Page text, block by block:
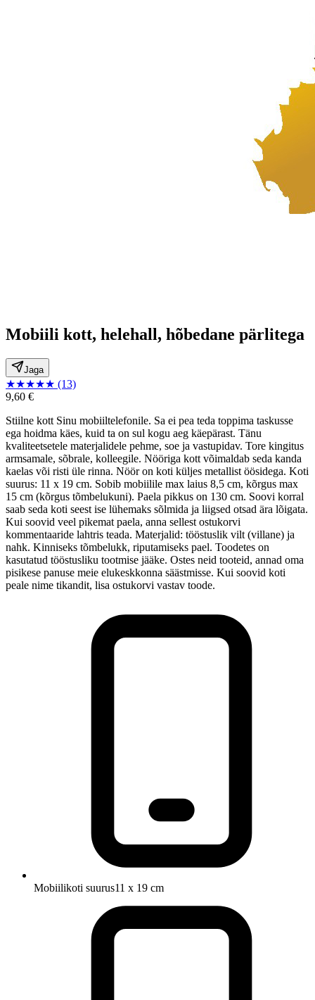
Mobiili kott, helehall, hõbedane pärlitega
Jaga
★★★★★ (13)
9,60 €
Stiilne kott Sinu mobiiltelefonile. Sa ei pea teda toppima taskusse
ega hoidma käes, kuid ta on sul kogu aeg käepärast. Tänu
kvaliteetsetele materjalidele pehme, soe ja vastupidav. Tore kingitus
armsamale, sõbrale, kolleegile. Nööriga kott võimaldab seda kanda
kaelas või risti üle rinna. Nöör on koti küljes metallist öösidega. Koti
suurus: 11 x 19 cm. Sobib mobiilile max laius 8,5 cm, kõrgus max
15 cm (kõrgus tõmbelukuni). Paela pikkus on 130 cm. Soovi korral
saab seda koti seest ise lühemaks sõlmida ja liigsed otsad ära lõigata.
Kui soovid veel pikemat paela, anna sellest ostukorvi
kommentaaride lahtris teada. Materjalid: tööstuslik vilt (villane) ja
nahk. Kinniseks tõmbelukk, riputamiseks pael. Toodetes on
kasutatud tööstusliku tootmise jääke. Ostes neid tooteid, annad oma
pisikese panuse meie elukeskkonna säästmisse. Kui soovid koti
peale nime tikandit, lisa ostukorvi vastav toode.
Mobiilikoti suurus11 x 19 cm